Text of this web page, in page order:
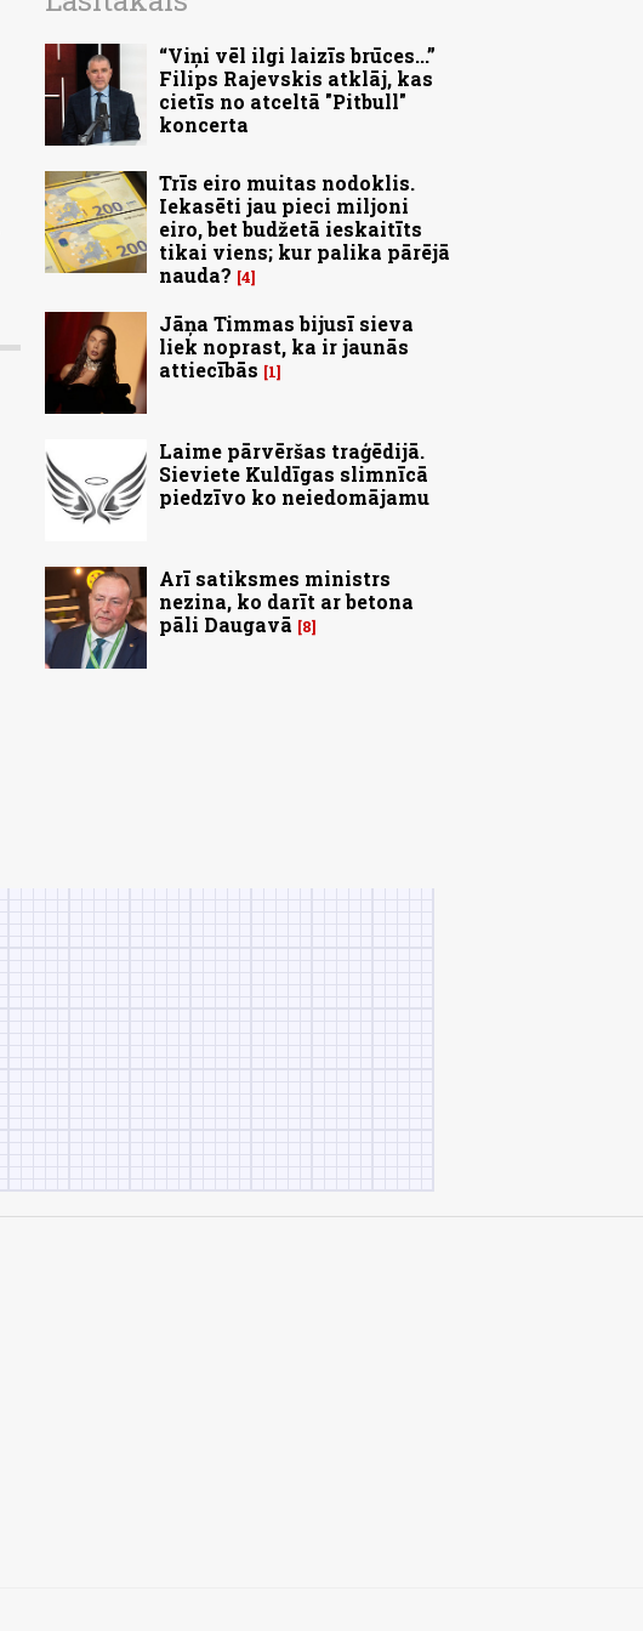
“Viņi vēl ilgi laizīs brūces...”
Filips Rajevskis atklāj, kas
cietīs no atceltā "Pitbull"
koncerta
Trīs eiro muitas nodoklis.
Iekasēti jau pieci miljoni
eiro, bet budžetā ieskaitīts
tikai viens; kur palika pārējā
nauda? 4
Jāņa Timmas bijusī sieva
liek noprast, ka ir jaunās
attiecībās
1
Laime pārvēršas traģēdijā.
Sieviete Kuldīgas slimnīcā
piedzīvo ko neiedomājamu
Arī satiksmes ministrs
nezina, ko darīt ar betona
pāli Daugavā
8